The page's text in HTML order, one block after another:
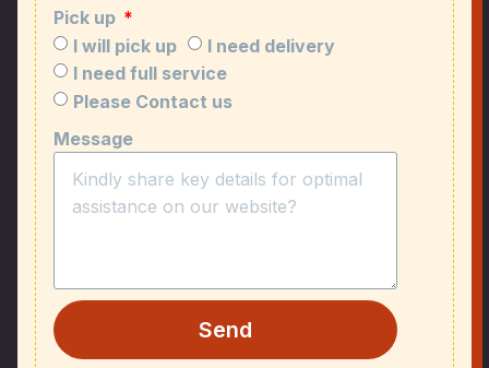
Pick up
I will pick up
I need delivery
I need full service
Please Contact us
Message
Send